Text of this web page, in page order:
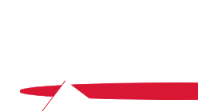
11